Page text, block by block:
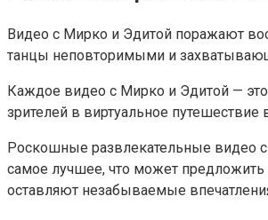
Видео с Мирко и Эдитой поражают
танцы неповторимыми и
Каждое видео с Мирко и Эдитой —
зрителей в виртуальное
Роскошные развлекательные видео
самое лучшее, что может
оставляют незабываемые